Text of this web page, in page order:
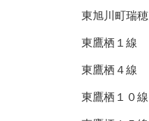
東旭川町瑞穂
東鷹栖１線
東鷹栖４線
東鷹栖１０線